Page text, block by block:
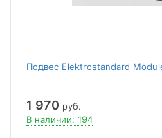
Подвес Elektrostandard
1 970 руб.
В наличии: 194